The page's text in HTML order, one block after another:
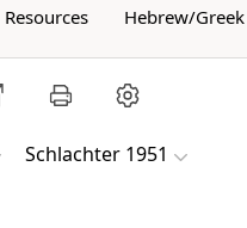
Resources Hebrew/Greek
Schlachter 1951